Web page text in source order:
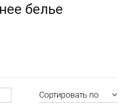
белье
Сортировать по